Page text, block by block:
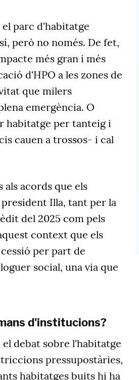
parc d'habitatge
però no només. De fet,
més gran i més
d'HPO a les zones de
que milers
emergència. O
habitatge per tanteig i
cauen a trossos- i cal
als acords que els
Illa, tant per la
del 2025 com pels
context que els
per part de
social, una via que
d'institucions?
el debat sobre l'habitatge
pressupostàries,
habitatges buits hi ha